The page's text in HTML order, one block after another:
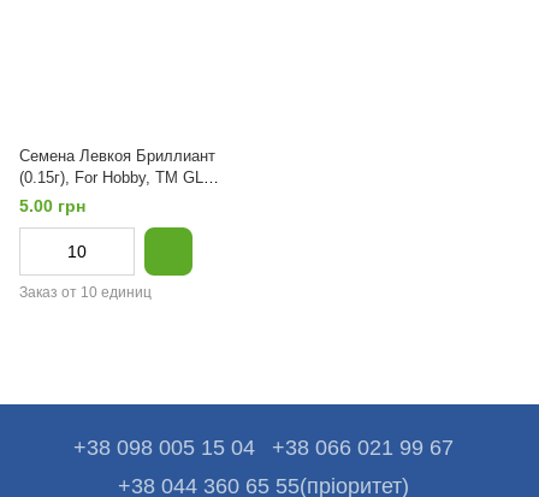
Семена Левкоя Бриллиант
(0.15г), For Hobby, TM GL
Seeds
5.00 грн
Заказ от 10 единиц
+38 098 005 15 04
+38 066 021 99 67
+38 044 360 65 55(пріоритет)